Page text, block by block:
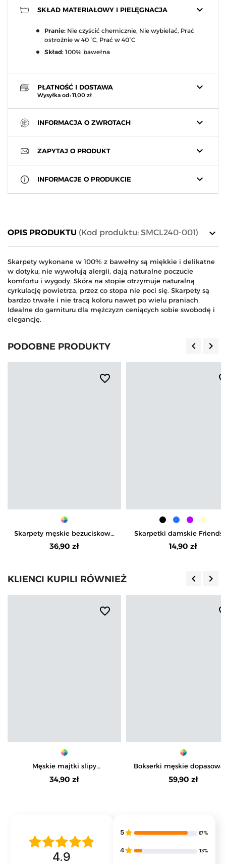
keyboard_arrow_down
SKŁAD MATERIAŁOWY I PIELĘGNACJA
Pranie: Nie czyścić chemicznie, Nie wybielać, Prać
ostrożnie w 40 °C, Prać w 40°C
Skład: 100% bawełna
keyboard_arrow_down
PŁATNOŚĆ I DOSTAWA
Wysyłka od: 11,00 zł
keyboard_arrow_down
INFORMACJA O ZWROTACH
keyboard_arrow_down
ZAPYTAJ O PRODUKT
keyboard_arrow_down
INFORMACJE O PRODUKCIE
keyboard_arrow_down
OPIS PRODUKTU (Kod produktu: SMCL240-001)
Skarpety wykonane w 100% z bawełny są miękkie i delikatne
w dotyku, nie wywołują alergii, dają naturalne poczucie
komfortu i wygody. Skóra na stopie otrzymuje naturalną
cyrkulację powietrza, przez co stopa nie poci się. Skarpety są
bardzo trwałe i nie tracą koloru nawet po wielu praniach.
Idealne do garnituru dla mężczyzn ceniących sobie swobodę i
elegancję.
PODOBNE PRODUKTY keyboard_arrow_left keyboard_arrow_right
favorite_border
Skarpety męskie bezuciskowe
medyczne skarpetki
komfortowe zestaw 3-pak
36,90 zł
Skarpetki damskie
magnetycznymi
wesołe
14,90 zł
KLIENCI KUPILI RÓWNIEŻ keyboard_arrow_left keyboard_arrow_right
favorite_border
Męskie majtki slipy
bawełniane klasyczne 3-pak
34,90 zł
Bokserki męskie
śmieszne wzory na
pak
59,90 zł
4.9
5 87%
4 13%